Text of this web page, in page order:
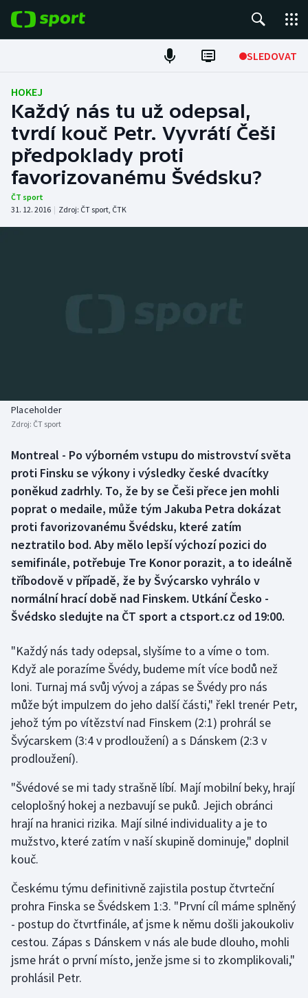
SLEDOVAT
Fotbal
Hokej
Tenis
Atletika
Boby a skeleton
Box
Curling
Dostihy
Florbal
Futsal
Golf
Gymnastika
Házená
Jezdectví
Judo
Krasobruslení
Lezení
Lyže a snowboard
Moderní pětiboj
Motorsport
Olympijské hry
Parasport
AZ kvíz
HOKEJ
Každý nás tu už odepsal,
tvrdí kouč Petr. Vyvrátí Češi
předpoklady proti
favorizovanému Švédsku?
ČT sport
31. 12. 2016 | Zdroj: ČT sport, ČTK
Placeholder
Zdroj: ČT sport
Montreal - Po výborném vstupu do mistrovství světa
proti Finsku se výkony i výsledky české dvacítky
poněkud zadrhly. To, že by se Češi přece jen mohli
poprat o medaile, může tým Jakuba Petra dokázat
proti favorizovanému Švédsku, které zatím
neztratilo bod. Aby mělo lepší výchozí pozici do
semifinále, potřebuje Tre Konor porazit, a to ideálně
tříbodově v případě, že by Švýcarsko vyhrálo v
normální hrací době nad Finskem. Utkání Česko -
Švédsko sledujte na ČT sport a ctsport.cz od 19:00.
"Každý nás tady odepsal, slyšíme to a víme o tom.
Když ale porazíme Švédy, budeme mít více bodů než
loni. Turnaj má svůj vývoj a zápas se Švédy pro nás
může být impulzem do jeho další části," řekl trenér Petr,
jehož tým po vítězství nad Finskem (2:1) prohrál se
Švýcarskem (3:4 v prodloužení) a s Dánskem (2:3 v
prodloužení).
"Švédové se mi tady strašně líbí. Mají mobilní beky, hrají
celoplošný hokej a nezbavují se puků. Jejich obránci
hrají na hranici rizika. Mají silné individuality a je to
mužstvo, které zatím v naší skupině dominuje," doplnil
kouč.
Českému týmu definitivně zajistila postup čtvrteční
prohra Finska se Švédskem 1:3. "První cíl máme splněný
- postup do čtvrtfinále, ať jsme k němu došli jakoukoliv
cestou. Zápas s Dánskem v nás ale bude dlouho, mohli
jsme hrát o první místo, jenže jsme si to zkomplikovali,"
prohlásil Petr.